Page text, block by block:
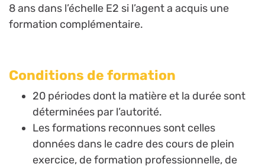
8 ans dans l’échelle E2 si l’agent a acquis une
formation complémentaire.
Conditions de formation
20 périodes dont la matière et la durée sont
déterminées par l’autorité.
Les formations reconnues sont celles
données dans le cadre des cours de plein
exercice, de formation professionnelle, de